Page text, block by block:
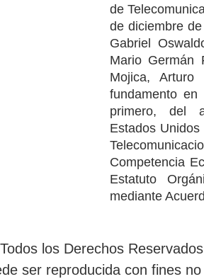
de
de diciembre
Gabriel
Mario Germán
Mojica,
fundamento
primero, del
Estados
Competencia
Estatuto
mediante
los Derechos
ser reproducida con fines